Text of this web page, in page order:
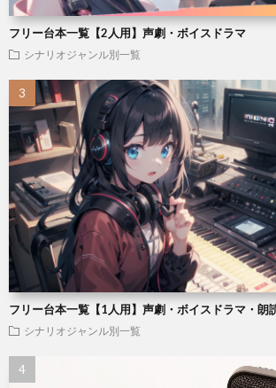
フリー台本一覧【2人用】声劇・ボイスドラマ
シナリオジャンル別一覧
フリー台本一覧【1人用】声劇・ボイスドラマ・朗
シナリオジャンル別一覧